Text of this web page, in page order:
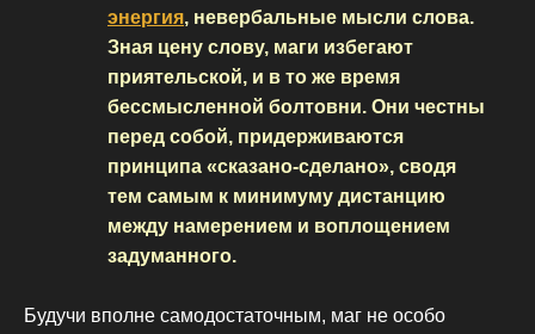
энергия, невербальные мысли слова.
Зная цену слову, маги избегают
приятельской, и в то же время
бессмысленной болтовни. Они честны
перед собой, придерживаются
принципа «сказано-сделано», сводя
тем самым к минимуму дистанцию
между намерением и воплощением
задуманного.
Будучи вполне самодостаточным, маг не особо